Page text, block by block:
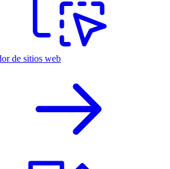
de sitios web